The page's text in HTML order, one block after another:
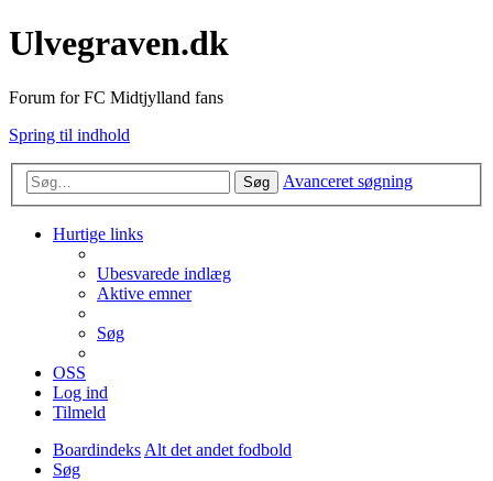
Ulvegraven.dk
Forum for FC Midtjylland fans
Spring til indhold
Søg Avanceret søgning
Hurtige links
Ubesvarede indlæg
Aktive emner
Søg
OSS
Log ind
Tilmeld
BoardindeksAlt det andet fodbold
Søg